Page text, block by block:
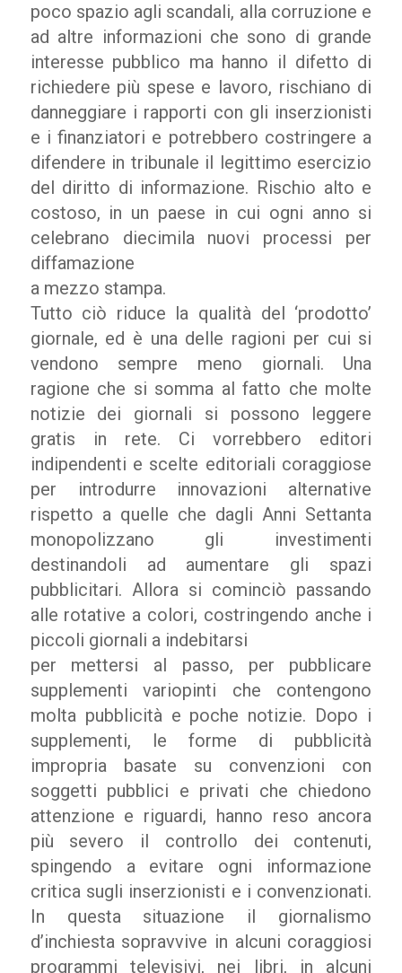
poco spazio agli scandali, alla corruzione e
ad altre informazioni che sono di grande
interesse pubblico ma hanno il difetto di
richiedere più spese e lavoro, rischiano di
danneggiare i rapporti con gli inserzionisti
e i finanziatori e potrebbero costringere a
difendere in tribunale il legittimo esercizio
del diritto di informazione. Rischio alto e
costoso, in un paese in cui ogni anno si
celebrano diecimila nuovi processi per
diffamazione
a mezzo stampa.
Tutto ciò riduce la qualità del ‘prodotto’
giornale, ed è una delle ragioni per cui si
vendono sempre meno giornali. Una
ragione che si somma al fatto che molte
notizie dei giornali si possono leggere
gratis in rete. Ci vorrebbero editori
indipendenti e scelte editoriali coraggiose
per introdurre innovazioni alternative
rispetto a quelle che dagli Anni Settanta
monopolizzano gli investimenti
destinandoli ad aumentare gli spazi
pubblicitari. Allora si cominciò passando
alle rotative a colori, costringendo anche i
piccoli giornali a indebitarsi
per mettersi al passo, per pubblicare
supplementi variopinti che contengono
molta pubblicità e poche notizie. Dopo i
supplementi, le forme di pubblicità
impropria basate su convenzioni con
soggetti pubblici e privati che chiedono
attenzione e riguardi, hanno reso ancora
più severo il controllo dei contenuti,
spingendo a evitare ogni informazione
critica sugli inserzionisti e i convenzionati.
In questa situazione il giornalismo
d’inchiesta sopravvive in alcuni coraggiosi
programmi televisivi, nei libri, in alcuni